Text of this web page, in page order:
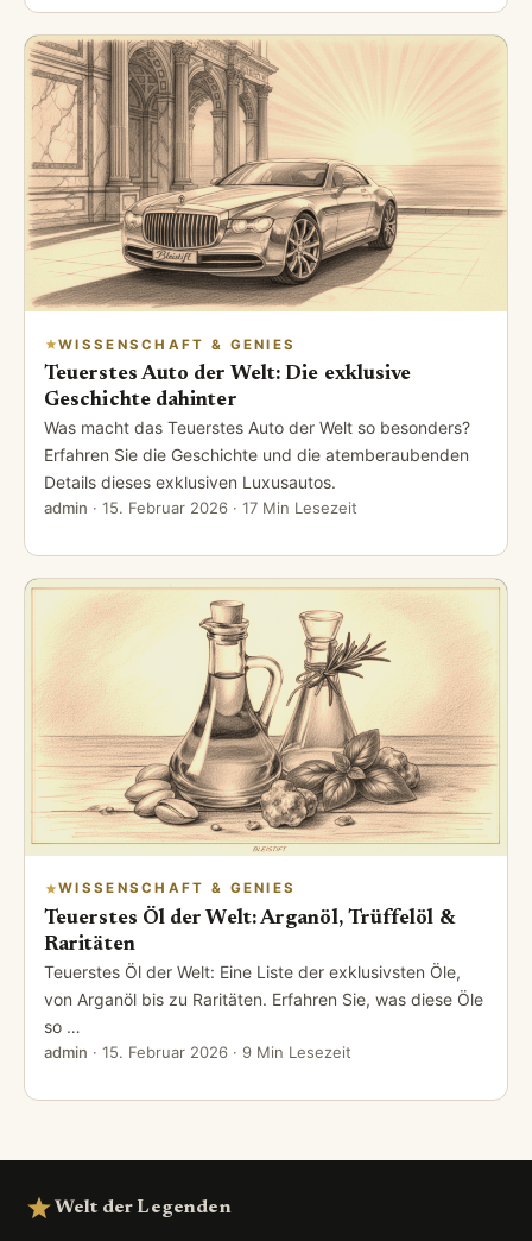
WISSENSCHAFT & GENIES
Teuerstes Auto der Welt: Die exklusive
Geschichte dahinter
Was macht das Teuerstes Auto der Welt so besonders?
Erfahren Sie die Geschichte und die atemberaubenden
Details dieses exklusiven Luxusautos.
admin · 15. Februar 2026 · 17 Min Lesezeit
WISSENSCHAFT & GENIES
Teuerstes Öl der Welt: Arganöl, Trüffelöl &
Raritäten
Teuerstes Öl der Welt: Eine Liste der exklusivsten Öle,
von Arganöl bis zu Raritäten. Erfahren Sie, was diese Öle
so …
admin · 15. Februar 2026 · 9 Min Lesezeit
Welt der Legenden